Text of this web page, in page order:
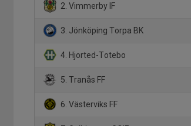
2. Vimmerby IF
3. Jönköping Torpa BK
4. Hjorted-Totebo
5. Tranås FF
6. Västerviks FF